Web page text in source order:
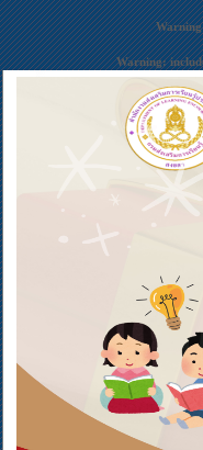
Warning
Warning: